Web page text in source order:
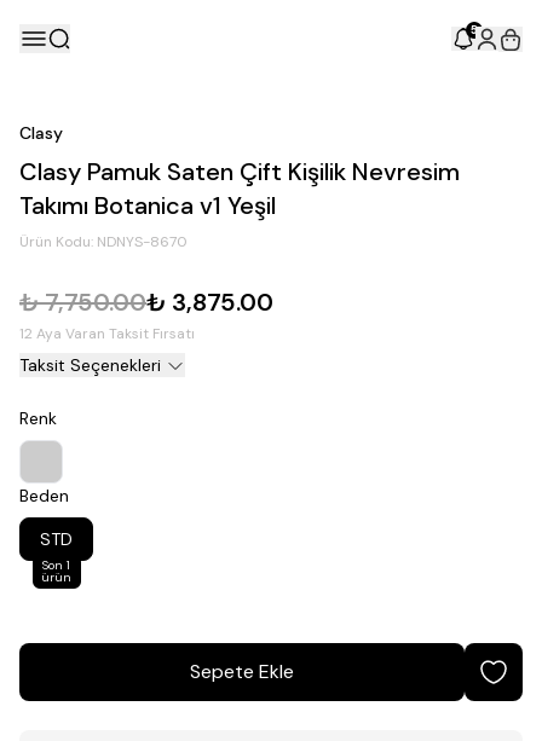
5
Clasy
Clasy Pamuk Saten Çift Kişilik Nevresim
Takımı Botanica v1 Yeşil
Ürün Kodu: NDNYS-8670
₺ 7,750.00₺ 3,875.00
12 Aya Varan Taksit Fırsatı
Taksit Seçenekleri
Renk
Beden
STD
Son 1
ürün
Sepete Ekle